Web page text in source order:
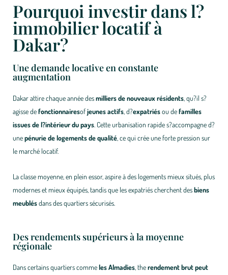
Pourquoi investir dans l?
immobilier locatif à
Dakar?
Une demande locative en constante
augmentation
Dakar attire chaque année desmilliers de nouveaux résidents , qu?il s?
agisse defonctionnairesofjeunes actifs , d?expatriésou defamilles
issues de l?intérieur du pays . Cette urbanisation rapide s?accompagne d?
unepénurie de logements de qualité , ce qui crée une forte pression sur
le marché locatif.
La classe moyenne, en plein essor, aspire à des logements mieux situés, plus
modernes et mieux équipés, tandis que les expatriés cherchent desbiens
meublésdans des quartiers sécurisés.
Des rendements supérieurs à la moyenne
régionale
Dans certains quartiers commeles Almadies , therendement brut peut